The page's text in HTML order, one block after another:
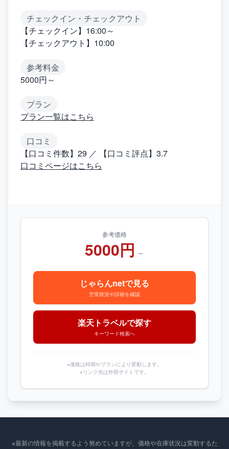
チェックイン・チェックアウト
【チェックイン】16:00～
【チェックアウト】10:00
参考料金
5000円～
プラン
プラン一覧はこちら
口コミ
【口コミ件数】29 ／ 【口コミ評点】3.7
口コミページはこちら
参考価格
5000円 ～
じゃらんnetで見る
空室状況や詳細を確認
楽天トラベルで探す
キーワード検索へ
※価格は時期やプランにより変動します。
※リンク先は外部サイトです。
※最新の情報を掲載するよう努めていますが、価格や在庫状況は変動するた